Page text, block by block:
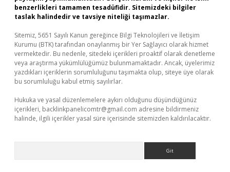
benzerlikleri tamamen tesadüfidir. Sitemizdeki bilgiler
taslak halindedir ve tavsiye niteliği taşımazlar.
Sitemiz, 5651 Sayılı Kanun gereğince Bilgi Teknolojileri ve İletişim
Kurumu (BTK) tarafından onaylanmış bir Yer Sağlayıcı olarak hizmet
vermektedir. Bu nedenle, sitedeki içerikleri proaktif olarak denetleme
veya araştırma yükümlülüğümüz bulunmamaktadır. Ancak, üyelerimiz
yazdıkları içeriklerin sorumluluğunu taşımakta olup, siteye üye olarak
bu sorumluluğu kabul etmiş sayılırlar.
Hukuka ve yasal düzenlemelere aykırı olduğunu düşündüğünüz
içerikleri, backlinkpanelicomtr@gmail.com adresine bildirmeniz
halinde, ilgili içerikler yasal süre içerisinde sitemizden kaldırılacaktır.